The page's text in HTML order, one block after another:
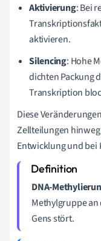
Aktivierung: Bei
aktivieren.
Silencing: Hohe
dichten Packung
Transkription
Diese
Zellteilungen
Entwicklung und bei
DNA-
Methylgruppe
Gens stört.